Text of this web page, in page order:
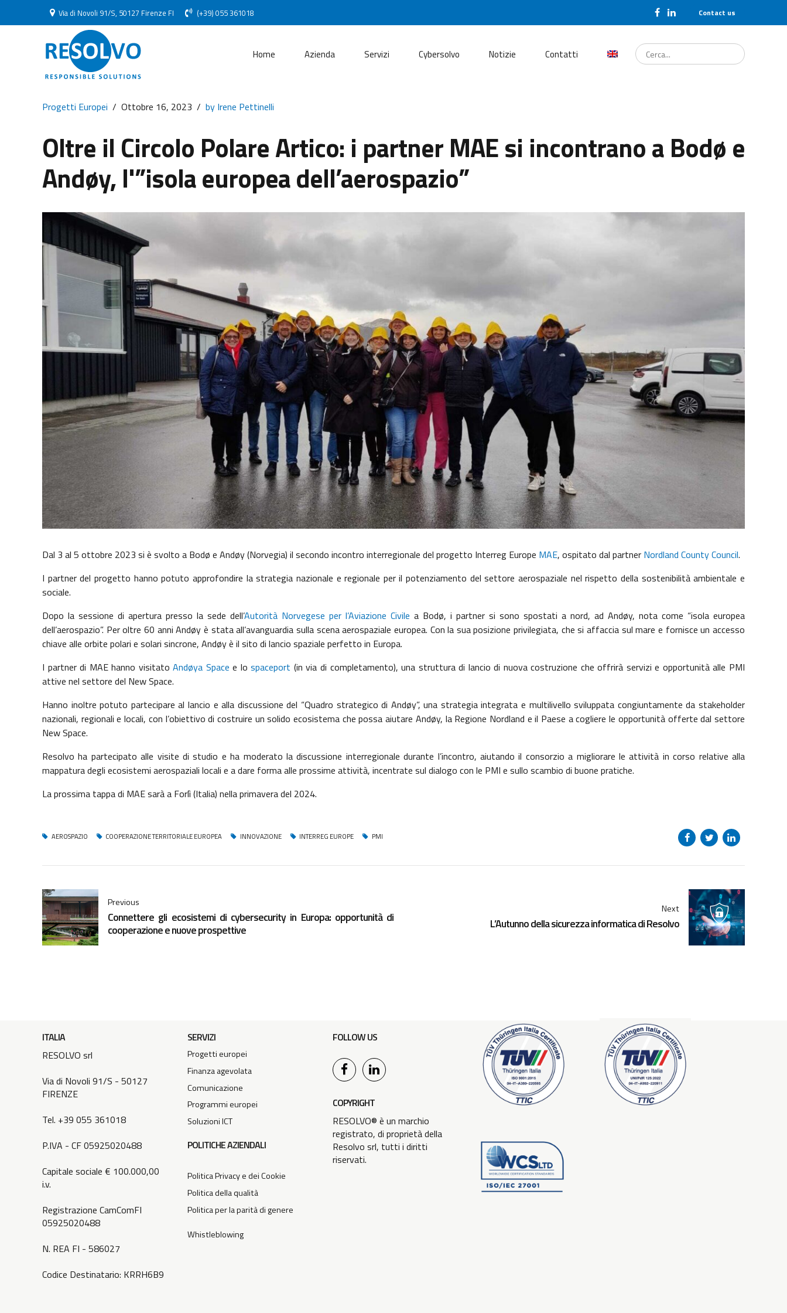
Via di Novoli 91/S, 50127 Firenze FI (+39) 055 361018 Contact us
Home Azienda Servizi Cybersolvo Notizie Contatti
Cerca...
Progetti Europei Ottobre 16, 2023 by Irene Pettinelli
Oltre il Circolo Polare Artico: i partner MAE si incontrano a Bodø e
Andøy, l'”isola europea dell’aerospazio”
Dal 3 al 5 ottobre 2023 si è svolto a Bodø e Andøy (Norvegia) il secondo incontro interregionale del progetto Interreg Europe MAE, ospitato dal partner Nordland County Council.
I partner del progetto hanno potuto approfondire la strategia nazionale e regionale per il potenziamento del settore aerospaziale nel rispetto della sostenibilità ambientale e
sociale.
Dopo la sessione di apertura presso la sede dell’Autorità Norvegese per l’Aviazione Civile a Bodø, i partner si sono spostati a nord, ad Andøy, nota come “isola europea
dell’aerospazio”. Per oltre 60 anni Andøy è stata all’avanguardia sulla scena aerospaziale europea. Con la sua posizione privilegiata, che si affaccia sul mare e fornisce un accesso
chiave alle orbite polari e solari sincrone, Andøy è il sito di lancio spaziale perfetto in Europa.
I partner di MAE hanno visitatoAndøya Space e lospaceport (in via di completamento), una struttura di lancio di nuova costruzione che offrirà servizi e opportunità alle PMI
attive nel settore del New Space.
Hanno inoltre potuto partecipare al lancio e alla discussione del “Quadro strategico di Andøy”, una strategia integrata e multilivello sviluppata congiuntamente da stakeholder
nazionali, regionali e locali, con l’obiettivo di costruire un solido ecosistema che possa aiutare Andøy, la Regione Nordland e il Paese a cogliere le opportunità offerte dal settore
New Space.
Resolvo ha partecipato alle visite di studio e ha moderato la discussione interregionale durante l’incontro, aiutando il consorzio a migliorare le attività in corso relative alla
mappatura degli ecosistemi aerospaziali locali e a dare forma alle prossime attività, incentrate sul dialogo con le PMI e sullo scambio di buone pratiche.
La prossima tappa di MAE sarà a Forlì (Italia) nella primavera del 2024.
AEROSPAZIO COOPERAZIONE TERRITORIALE EUROPEA INNOVAZIONE INTERREG EUROPE PMI
Previous
Connettere gli ecosistemi di cybersecurity in Europa: opportunità di
cooperazione e nuove prospettive
Next
L’Autunno della sicurezza informatica di Resolvo
ITALIA
RESOLVO srl
Via di Novoli 91/S - 50127
FIRENZE
Tel. +39 055 361018
P.IVA - CF 05925020488
Capitale sociale € 100.000,00
i.v.
Registrazione CamComFI
05925020488
N. REA FI - 586027
Codice Destinatario: KRRH6B9
SERVIZI
Progetti europei
Finanza agevolata
Comunicazione
Programmi europei
Soluzioni ICT
POLITICHE AZIENDALI
Politica Privacy e dei Cookie
Politica della qualità
Politica per la parità di genere
Whistleblowing
FOLLOW US
COPYRIGHT
RESOLVO® è un marchio
registrato, di proprietà della
Resolvo srl, tutti i diritti
riservati.